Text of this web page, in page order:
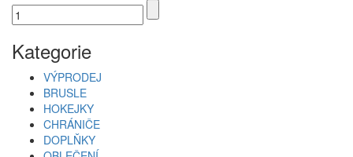
Kategorie
VÝPRODEJ
BRUSLE
HOKEJKY
CHRÁNIČE
DOPLŇKY